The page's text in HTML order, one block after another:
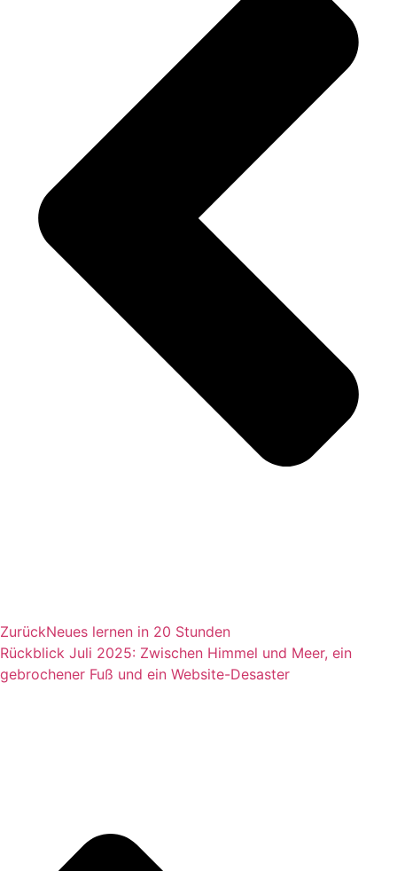
ZurückNeues lernen in 20 Stunden
Rückblick Juli 2025: Zwischen Himmel und Meer, ein
gebrochener Fuß und ein Website-Desaster